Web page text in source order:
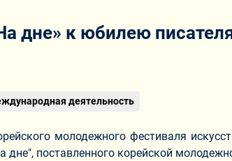
дне» к юбилею
деятельность
молодежного фестиваля
дне", поставленного корейской